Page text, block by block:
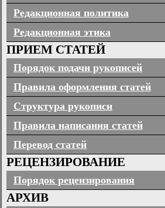
Редакционная политика
Редакционная этика
ПРИЕМ СТАТЕЙ
Порядок подачи рукописей
Правила оформления статей
Структура рукописи
Правила написания статей
Перевод статей
РЕЦЕНЗИРОВАНИЕ
Порядок рецензирования
АРХИВ